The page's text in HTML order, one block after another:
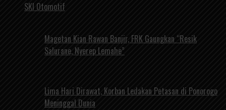
SKI Otomotif
Magetan Kian Rawan Banjir, FRK Gaungkan “Resik
Salurane, Nyerep Lemahe”
Lima Hari Dirawat, Korban Ledakan Petasan di Ponorogo
Meninggal Dunia